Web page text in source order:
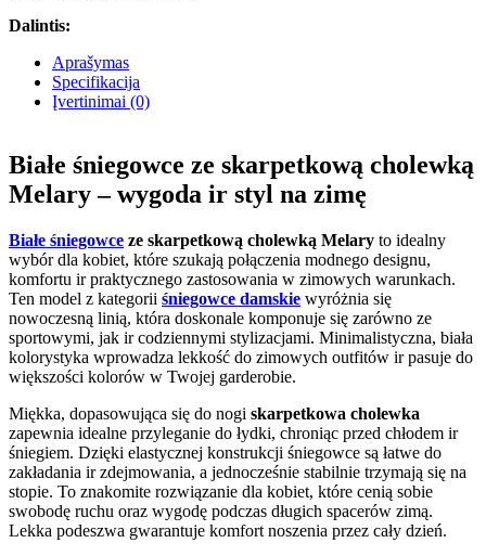
Dalintis:
Aprašymas
Specifikacija
Įvertinimai (0)
Białe śniegowce ze skarpetkową cholewką
Melary – wygoda ir styl na zimę
Białe śniegowce ze skarpetkową cholewką Melary to idealny
wybór dla kobiet, które szukają połączenia modnego designu,
komfortu ir praktycznego zastosowania w zimowych warunkach.
Ten model z kategorii śniegowce damskie wyróżnia się
nowoczesną linią, która doskonale komponuje się zarówno ze
sportowymi, jak ir codziennymi stylizacjami. Minimalistyczna, biała
kolorystyka wprowadza lekkość do zimowych outfitów ir pasuje do
większości kolorów w Twojej garderobie.
Miękka, dopasowująca się do nogi skarpetkowa cholewka
zapewnia idealne przyleganie do łydki, chroniąc przed chłodem ir
śniegiem. Dzięki elastycznej konstrukcji śniegowce są łatwe do
zakładania ir zdejmowania, a jednocześnie stabilnie trzymają się na
stopie. To znakomite rozwiązanie dla kobiet, które cenią sobie
swobodę ruchu oraz wygodę podczas długich spacerów zimą.
Lekka podeszwa gwarantuje komfort noszenia przez cały dzień.